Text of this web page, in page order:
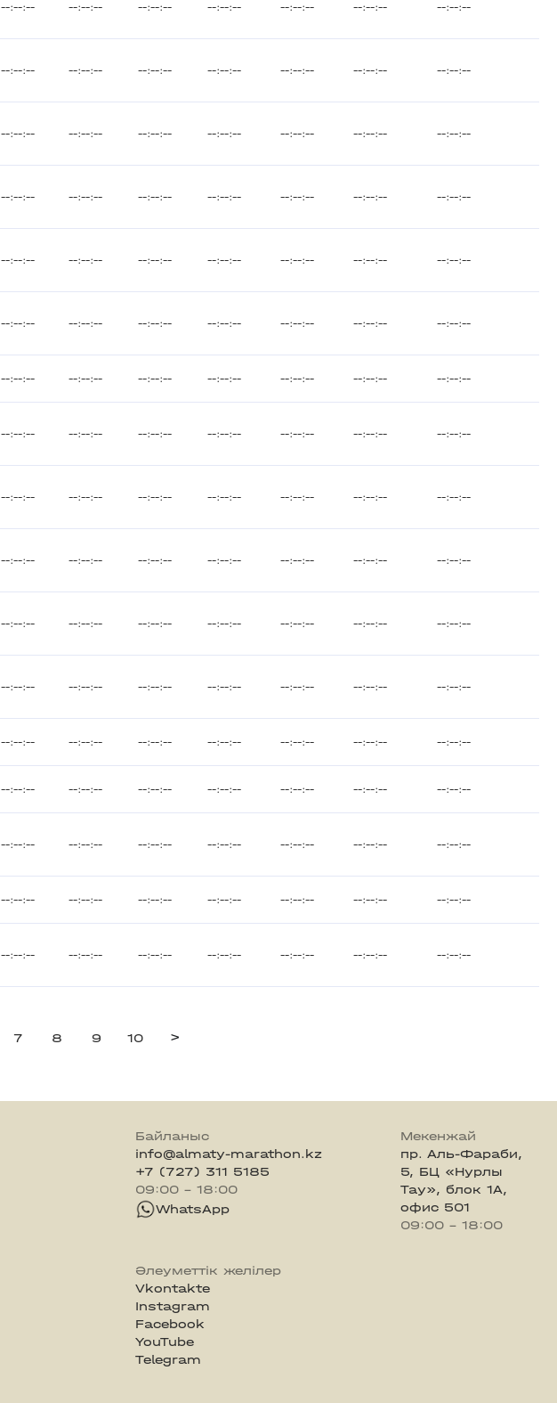
--:--:-- --:--:-- --:--:-- --:--:-- --:--:-- --:--:-- --:--:--
--:--:-- --:--:-- --:--:-- --:--:-- --:--:-- --:--:-- --:--:--
--:--:-- --:--:-- --:--:-- --:--:-- --:--:-- --:--:-- --:--:--
--:--:-- --:--:-- --:--:-- --:--:-- --:--:-- --:--:-- --:--:--
--:--:-- --:--:-- --:--:-- --:--:-- --:--:-- --:--:-- --:--:--
--:--:-- --:--:-- --:--:-- --:--:-- --:--:-- --:--:-- --:--:--
--:--:-- --:--:-- --:--:-- --:--:-- --:--:-- --:--:-- --:--:--
--:--:-- --:--:-- --:--:-- --:--:-- --:--:-- --:--:-- --:--:--
--:--:-- --:--:-- --:--:-- --:--:-- --:--:-- --:--:-- --:--:--
--:--:-- --:--:-- --:--:-- --:--:-- --:--:-- --:--:-- --:--:--
--:--:-- --:--:-- --:--:-- --:--:-- --:--:-- --:--:-- --:--:--
--:--:-- --:--:-- --:--:-- --:--:-- --:--:-- --:--:-- --:--:--
--:--:-- --:--:-- --:--:-- --:--:-- --:--:-- --:--:-- --:--:--
--:--:-- --:--:-- --:--:-- --:--:-- --:--:-- --:--:-- --:--:--
--:--:-- --:--:-- --:--:-- --:--:-- --:--:-- --:--:-- --:--:--
--:--:-- --:--:-- --:--:-- --:--:-- --:--:-- --:--:-- --:--:--
--:--:-- --:--:-- --:--:-- --:--:-- --:--:-- --:--:-- --:--:--
7 8 9 10 >
Байланыс
info@almaty-marathon.kz
+7 (727) 311 5185
09:00 - 18:00
WhatsApp
Мекенжай
пр. Аль-Фараби,
5, БЦ «Нурлы
Тау», блок 1А,
офис 501
09:00 - 18:00
Әлеуметтік желілер
Vkontakte
Instagram
Facebook
YouTube
Telegram